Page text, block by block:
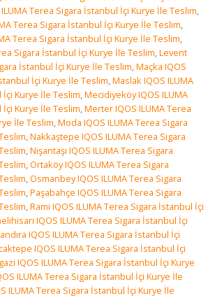
Terea Sigara İstanbul İçi Kurye İle Teslim,
Terea Sigara İstanbul İçi Kurye İle Teslim,
Terea Sigara İstanbul İçi Kurye İle Teslim,
Sigara İstanbul İçi Kurye İle Teslim,Levent
İstanbul İçi Kurye İle Teslim,Maçka IQOS
İçi Kurye İle Teslim,Maslak IQOS ILUMA
Kurye İle Teslim,Mecidiyeköy IQOS ILUMA
Kurye İle Teslim,Merter IQOS ILUMA Terea
İle Teslim,Moda IQOS ILUMA Terea Sigara
,Nakkaştepe IQOS ILUMA Terea Sigara
,Nişantaşı IQOS ILUMA Terea Sigara
,Ortaköy IQOS ILUMA Terea Sigara
,Osmanbey IQOS ILUMA Terea Sigara
,Paşabahçe IQOS ILUMA Terea Sigara
,Rami IQOS ILUMA Terea Sigara İstanbul İçi
IQOS ILUMA Terea Sigara İstanbul İçi
IQOS ILUMA Terea Sigara İstanbul İçi
IQOS ILUMA Terea Sigara İstanbul İçi
IQOS ILUMA Terea Sigara İstanbul İçi Kurye
ILUMA Terea Sigara İstanbul İçi Kurye İle
ILUMA Terea Sigara İstanbul İçi Kurye İle